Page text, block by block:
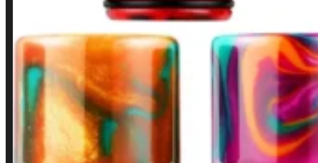
Política de Privacidade
Política de Frete e Pagamento
Política de Garantia, Reembolso e Devolução
Termos de Uso